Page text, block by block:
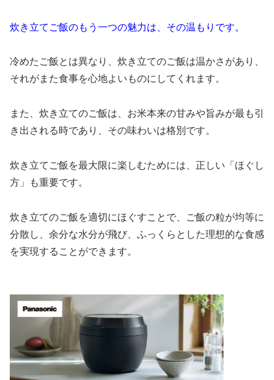
炊き立てご飯のもう一つの魅力は、その温もりです。
冷めたご飯とは異なり、炊き立てのご飯は温かさがあり、
それがまた食事を心地よいものにしてくれます。
また、炊き立てのご飯は、お米本来の甘みや旨みが最も引
き出される時であり、その味わいは格別です。
炊き立てご飯を最大限に楽しむためには、正しい「ほぐし
方」も重要です。
炊き立てのご飯を適切にほぐすことで、ご飯の粒が均等に
分散し、余分な水分が飛び、ふっくらとした理想的な食感
を実現することができます。